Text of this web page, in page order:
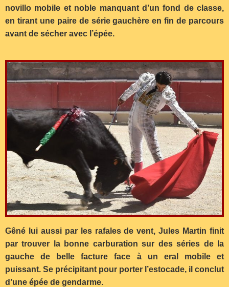
novillo mobile et noble manquant d’un fond de classe,
en tirant une paire de série gauchère en fin de parcours
avant de sécher avec l’épée.
Gêné lui aussi par les rafales de vent, Jules Martin finit
par trouver la bonne carburation sur des séries de la
gauche de belle facture face à un eral mobile et
puissant. Se précipitant pour porter l’estocade, il conclut
d’une épée de gendarme.